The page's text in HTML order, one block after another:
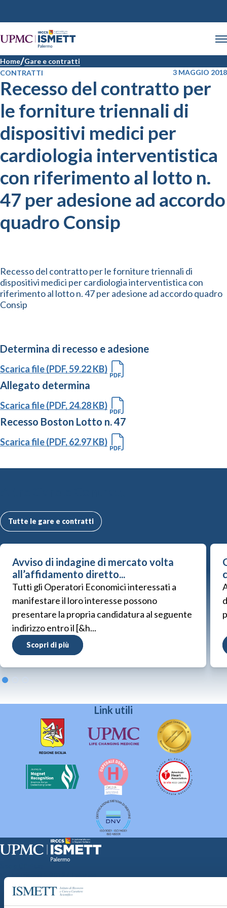
Home Gare e contratti
CONTRATTI
3 MAGGIO 2018
Recesso del contratto per
le forniture triennali di
dispositivi medici per
cardiologia interventistica
con riferimento al lotto n.
47 per adesione ad accordo
quadro Consip
Recesso del contratto per le forniture triennali di
dispositivi medici per cardiologia interventistica con
riferimento al lotto n. 47 per adesione ad accordo quadro
Consip
Determina di recesso e adesione
Scarica file (PDF, 59.22 KB)
Allegato determina
Scarica file (PDF, 24.28 KB)
Recesso Boston Lotto n. 47
Scarica file (PDF, 62.97 KB)
Tutte le gare e contratti
Avviso di indagine di mercato volta
all’affidamento diretto...
Tutti gli Operatori Economici interessati a
manifestare il loro interesse possono
presentare la propria candidatura al seguente
indirizzo entro il [&h...
Scopri di più
Link utili
Via Discesa dei Giudici 4 90133 Palermo